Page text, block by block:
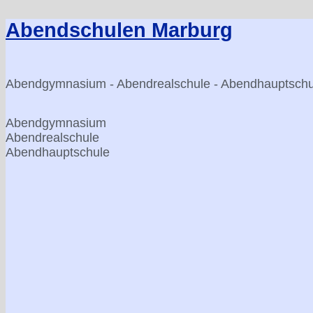
Inhalt
springen
Abendschulen Marburg
Abendgymnasium - Abendrealschule -
Abendgymnasium
Abendrealschule
Abendhauptschule